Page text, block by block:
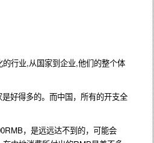
行业,从国家到企业,他们的整个体
好得多的。而中国，所有的开支全
，是远远达不到的，可能会